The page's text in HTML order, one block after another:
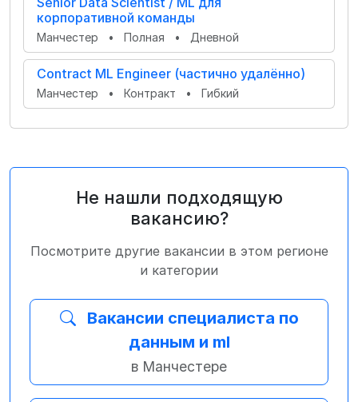
корпоративной команды
Манчестер • Полная • Дневной
Contract ML Engineer (частично удалённо)
Манчестер • Контракт • Гибкий
Не нашли подходящую
вакансию?
Посмотрите другие вакансии в этом регионе
и категории
Вакансии специалиста по
данным и ml
в Манчестере